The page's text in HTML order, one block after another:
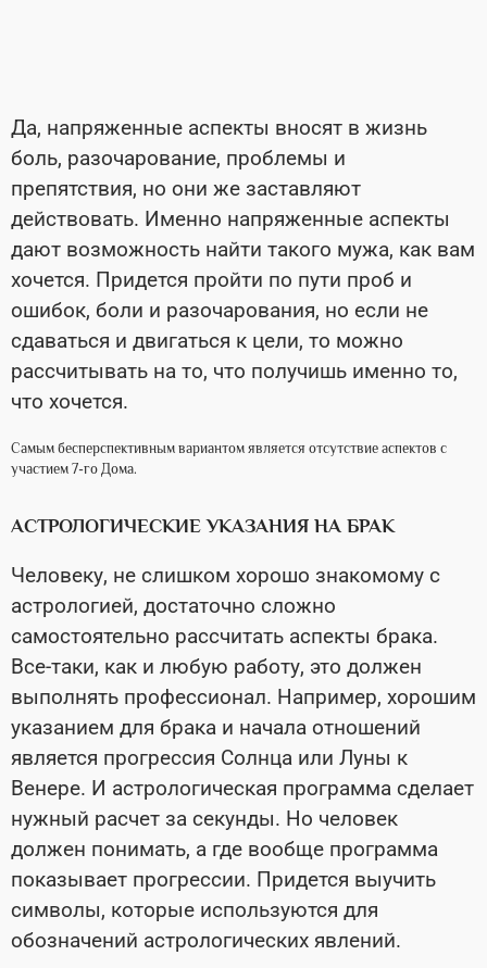
Да, напряженные аспекты вносят в жизнь
боль, разочарование, проблемы и
препятствия, но они же заставляют
действовать. Именно напряженные аспекты
дают возможность найти такого мужа, как вам
хочется. Придется пройти по пути проб и
ошибок, боли и разочарования, но если не
сдаваться и двигаться к цели, то можно
рассчитывать на то, что получишь именно то,
что хочется.
Самым бесперспективным вариантом является отсутствие аспектов с
участием 7-го Дома.
АСТРОЛОГИЧЕСКИЕ УКАЗАНИЯ НА БРАК
Человеку, не слишком хорошо знакомому с
астрологией, достаточно сложно
самостоятельно рассчитать аспекты брака.
Все-таки, как и любую работу, это должен
выполнять профессионал. Например, хорошим
указанием для брака и начала отношений
является прогрессия Солнца или Луны к
Венере. И астрологическая программа сделает
нужный расчет за секунды. Но человек
должен понимать, а где вообще программа
показывает прогрессии. Придется выучить
символы, которые используются для
обозначений астрологических явлений.